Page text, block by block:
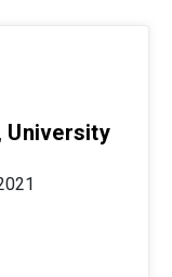
University